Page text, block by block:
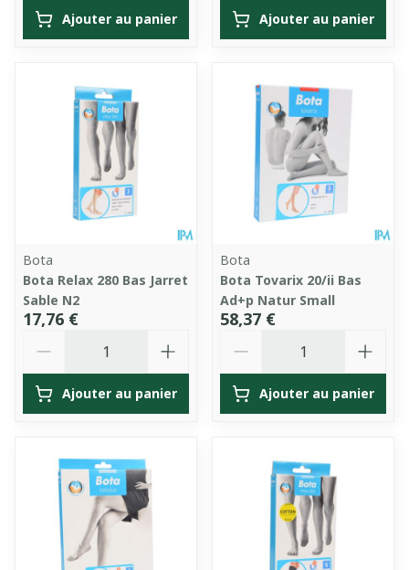
Ajouter au panier Ajouter au panier
Bota
Bota Relax 280 Bas Jarret
Sable N2
17,76 €
Ajouter au panier
Bota
Bota Tovarix 20/ii Bas
Ad+p Natur Small
58,37 €
Ajouter au panier